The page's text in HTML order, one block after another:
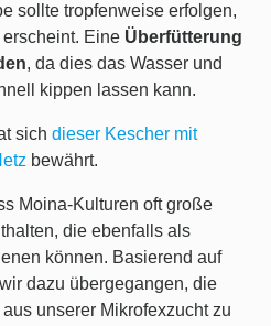
sollte tropfenweise erfolgen,
Eine Überfütterung
, da dies das Wasser und
kippen lassen kann.
sich dieser Kescher mit
bewährt.
Moina-Kulturen oft große
die ebenfalls als
können. Basierend auf
dazu übergegangen, die
unserer Mikrofexzucht zu